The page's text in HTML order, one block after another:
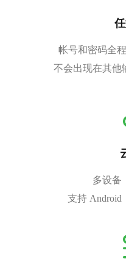
帐号和密码全
不会出现在其他
多设备
支持 Android